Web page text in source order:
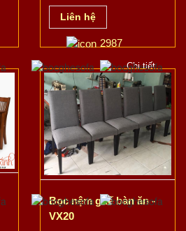
Liên hệ
2987
Chi tiết
Bọc nệm ghế bàn ăn -
VX20